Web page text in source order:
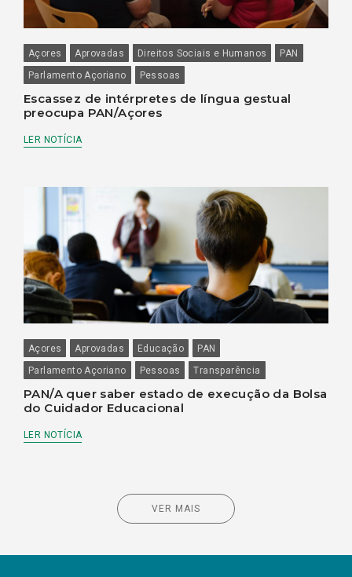
Açores Aprovadas Direitos Sociais e Humanos
PAN
Parlamento Açoriano
Pessoas
Escassez de intérpretes de língua gestual
preocupa PAN/Açores
LER NOTÍCIA
Açores Aprovadas Educação
PAN
Parlamento Açoriano
Pessoas Transparência
PAN/A quer saber estado de execução da Bolsa
do Cuidador Educacional
LER NOTÍCIA
VER MAIS